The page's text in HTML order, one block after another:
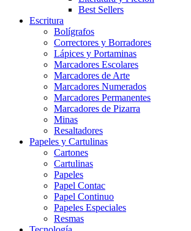
Best Sellers
Escritura
Bolígrafos
Correctores y Borradores
Lápices y Portaminas
Marcadores Escolares
Marcadores de Arte
Marcadores Numerados
Marcadores Permanentes
Marcadores de Pizarra
Minas
Resaltadores
Papeles y Cartulinas
Cartones
Cartulinas
Papeles
Papel Contac
Papel Continuo
Papeles Especiales
Resmas